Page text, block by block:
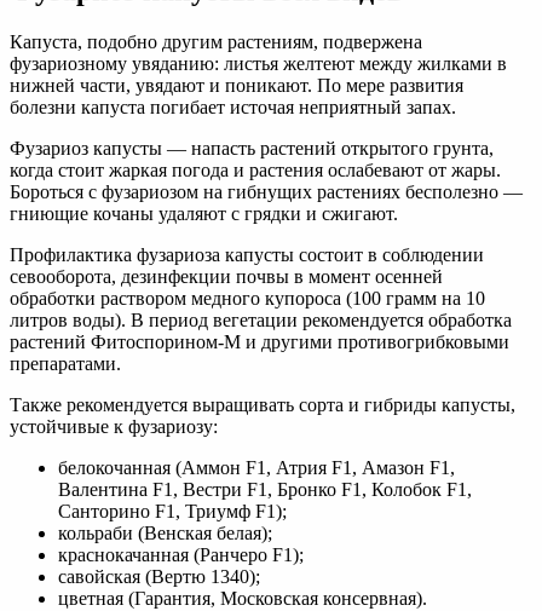
Капуста, подобно другим растениям, подвержена
фузариозному увяданию: листья желтеют между жилками в
нижней части, увядают и поникают. По мере развития
болезни капуста погибает источая неприятный запах.
Фузариоз капусты — напасть растений открытого грунта,
когда стоит жаркая погода и растения ослабевают от жары.
Бороться с фузариозом на гибнущих растениях бесполезно —
гниющие кочаны удаляют с грядки и сжигают.
Профилактика фузариоза капусты состоит в соблюдении
севооборота, дезинфекции почвы в момент осенней
обработки раствором медного купороса (100 грамм на 10
литров воды). В период вегетации рекомендуется обработка
растений Фитоспорином-М и другими противогрибковыми
препаратами.
Также рекомендуется выращивать сорта и гибриды капусты,
устойчивые к фузариозу:
белокочанная (Аммон F1, Атрия F1, Амазон F1,
Валентина F1, Вестри F1, Бронко F1, Колобок F1,
Санторино F1, Триумф F1);
кольраби (Венская белая);
краснокачанная (Ранчеро F1);
савойская (Вертю 1340);
цветная (Гарантия, Московская консервная).